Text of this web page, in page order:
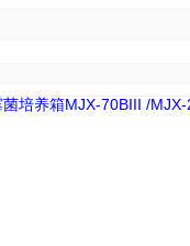
幕液晶多组数据一屏显示